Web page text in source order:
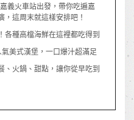
義火車站出發，帶你吃遍嘉
這周末就這樣安排吧！
各種高檔海鮮在這裡都吃得到
美式漢堡，一口爆汁超滿足
、火鍋、甜點，讓你從早吃到